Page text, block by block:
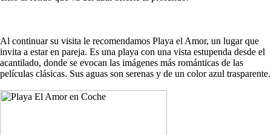
Al continuar su visita le recomendamos Playa el Amor, un lugar que
invita a estar en pareja. Es una playa con una vista estupenda desde el
acantilado, donde se evocan las imágenes más románticas de las
películas clásicas. Sus aguas son serenas y de un color azul trasparente.